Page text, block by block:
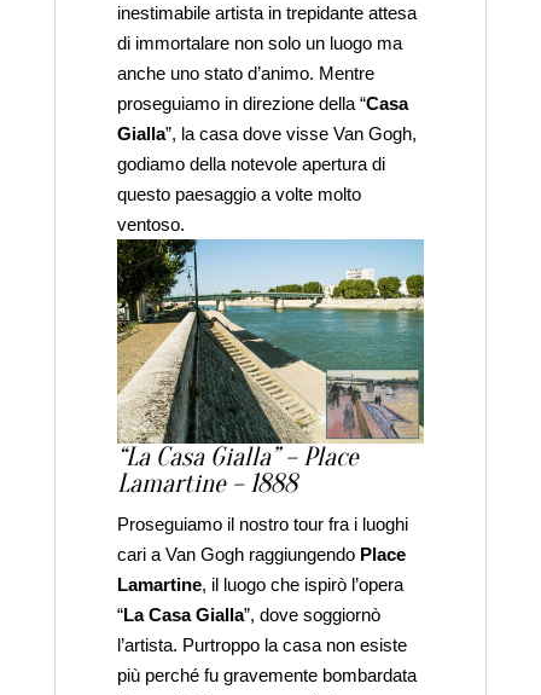
inestimabile artista in trepidante attesa
di immortalare non solo un luogo ma
anche uno stato d’animo. Mentre
proseguiamo in direzione della “Casa
Gialla”, la casa dove visse Van Gogh,
godiamo della notevole apertura di
questo paesaggio a volte molto
ventoso.
“La Casa Gialla” – Place
Lamartine – 1888
Proseguiamo il nostro tour fra i luoghi
cari a Van Gogh raggiungendo Place
Lamartine, il luogo che ispirò l’opera
“La Casa Gialla”, dove soggiornò
l’artista. Purtroppo la casa non esiste
più perché fu gravemente bombardata